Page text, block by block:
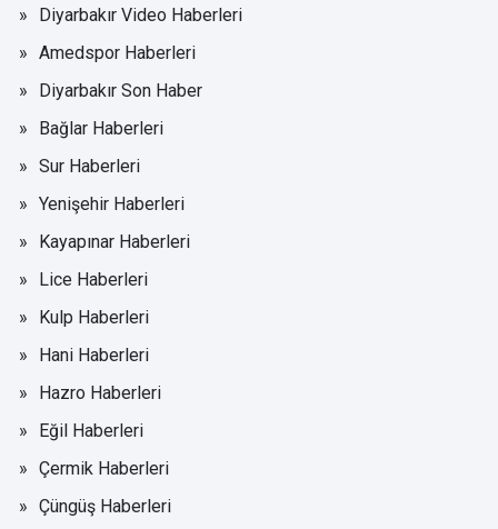
Diyarbakır Video Haberleri
Amedspor Haberleri
Diyarbakır Son Haber
Bağlar Haberleri
Sur Haberleri
Yenişehir Haberleri
Kayapınar Haberleri
Lice Haberleri
Kulp Haberleri
Hani Haberleri
Hazro Haberleri
Eğil Haberleri
Çermik Haberleri
Çüngüş Haberleri